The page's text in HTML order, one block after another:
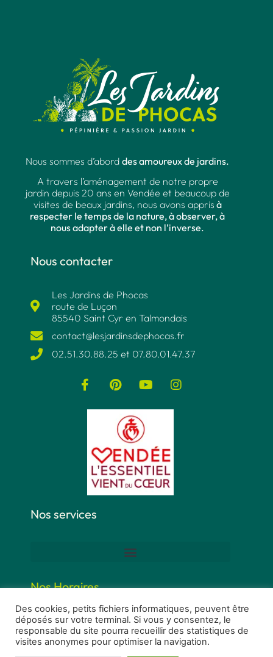
Nous sommes d’abord des amoureux de jardins.
A travers l’aménagement de notre propre
jardin depuis 20 ans en Vendée et beaucoup de
visites de beaux jardins, nous avons appris à
respecter le temps de la nature, à observer, à
nous adapter à elle et non l’inverse.
Nous contacter
Les Jardins de Phocas
route de Luçon
85540 Saint Cyr en Talmondais
contact@lesjardinsdephocas.fr​
02.51.30.88.25 et 07.80.01.47.37​
Nos services
Nos Horaires
Des cookies, petits fichiers informatiques, peuvent être
déposés sur votre terminal. Si vous y consentez, le
responsable du site pourra recueillir des statistiques de
visites anonymes pour optimiser la navigation.